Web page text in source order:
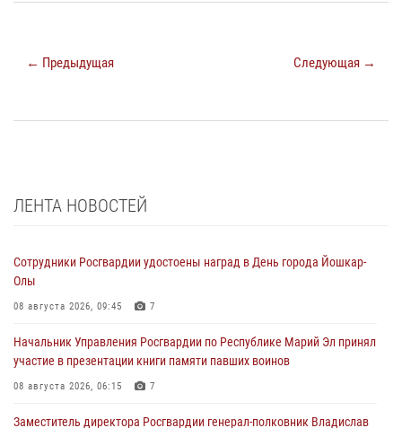
← Предыдущая Следующая →
ЛЕНТА НОВОСТЕЙ
Сотрудники Росгвардии удостоены наград в День города Йошкар-
Олы
08 августа 2026, 09:45 7
Начальник Управления Росгвардии по Республике Марий Эл принял
участие в презентации книги памяти павших воинов
08 августа 2026, 06:15 7
Заместитель директора Росгвардии генерал-полковник Владислав